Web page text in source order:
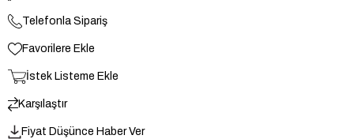
Telefonla Sipariş
Favorilere Ekle
İstek Listeme Ekle
Karşılaştır
Fiyat Düşünce Haber Ver